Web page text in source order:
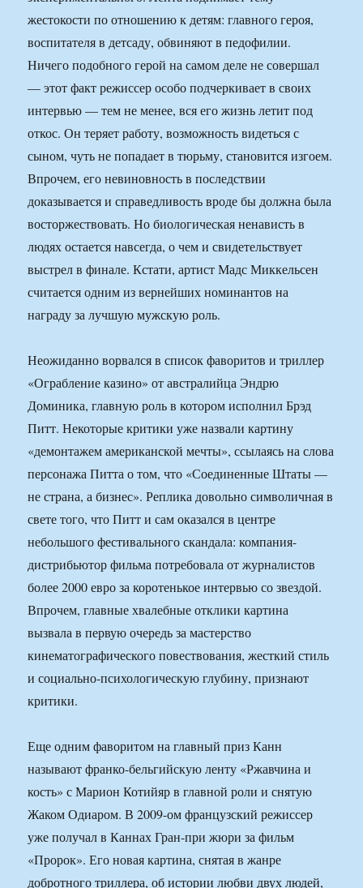
жестокости по отношению к детям: главного героя,
воспитателя в детсаду, обвиняют в педофилии.
Ничего подобного герой на самом деле не совершал
— этот факт режиссер особо подчеркивает в своих
интервью — тем не менее, вся его жизнь летит под
откос. Он теряет работу, возможность видеться с
сыном, чуть не попадает в тюрьму, становится изгоем.
Впрочем, его невиновность в последствии
доказывается и справедливость вроде бы должна была
восторжествовать. Но биологическая ненависть в
людях остается навсегда, о чем и свидетельствует
выстрел в финале. Кстати, артист Мадс Миккельсен
считается одним из вернейших номинантов на
награду за лучшую мужскую роль.
Неожиданно ворвался в список фаворитов и триллер
«Ограбление казино» от австралийца Эндрю
Доминика, главную роль в котором исполнил Брэд
Питт. Некоторые критики уже назвали картину
«демонтажем американской мечты», ссылаясь на слова
персонажа Питта о том, что «Соединенные Штаты —
не страна, а бизнес». Реплика довольно символичная в
свете того, что Питт и сам оказался в центре
небольшого фестивального скандала: компания-
дистрибьютор фильма потребовала от журналистов
более 2000 евро за коротенькое интервью со звездой.
Впрочем, главные хвалебные отклики картина
вызвала в первую очередь за мастерство
кинематографического повествования, жесткий стиль
и социально-психологическую глубину, признают
критики.
Еще одним фаворитом на главный приз Канн
называют франко-бельгийскую ленту «Ржавчина и
кость» с Марион Котийяр в главной роли и снятую
Жаком Одиаром. В 2009-ом французский режиссер
уже получал в Каннах Гран-при жюри за фильм
«Пророк». Его новая картина, снятая в жанре
добротного триллера, об истории любви двух людей,